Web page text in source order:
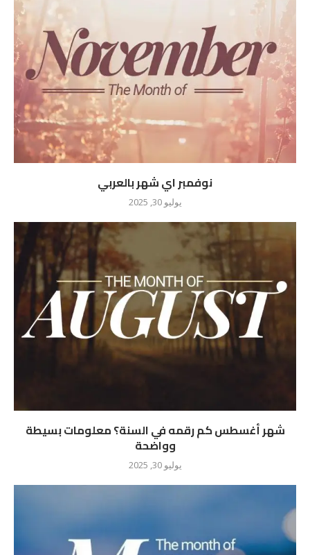
نوفمبر اي شهر بالعربي
يوليو 30, 2025
شهر أغسطس كم رقمه في السنة؟ معلومات بسيطة
وواضحة
يوليو 30, 2025